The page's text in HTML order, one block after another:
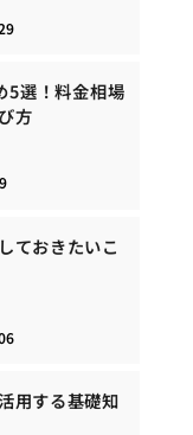
5選！料金相場
方
ておきたいこ
用する基礎知